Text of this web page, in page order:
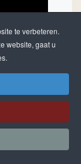
te verbeteren.
website, gaat u